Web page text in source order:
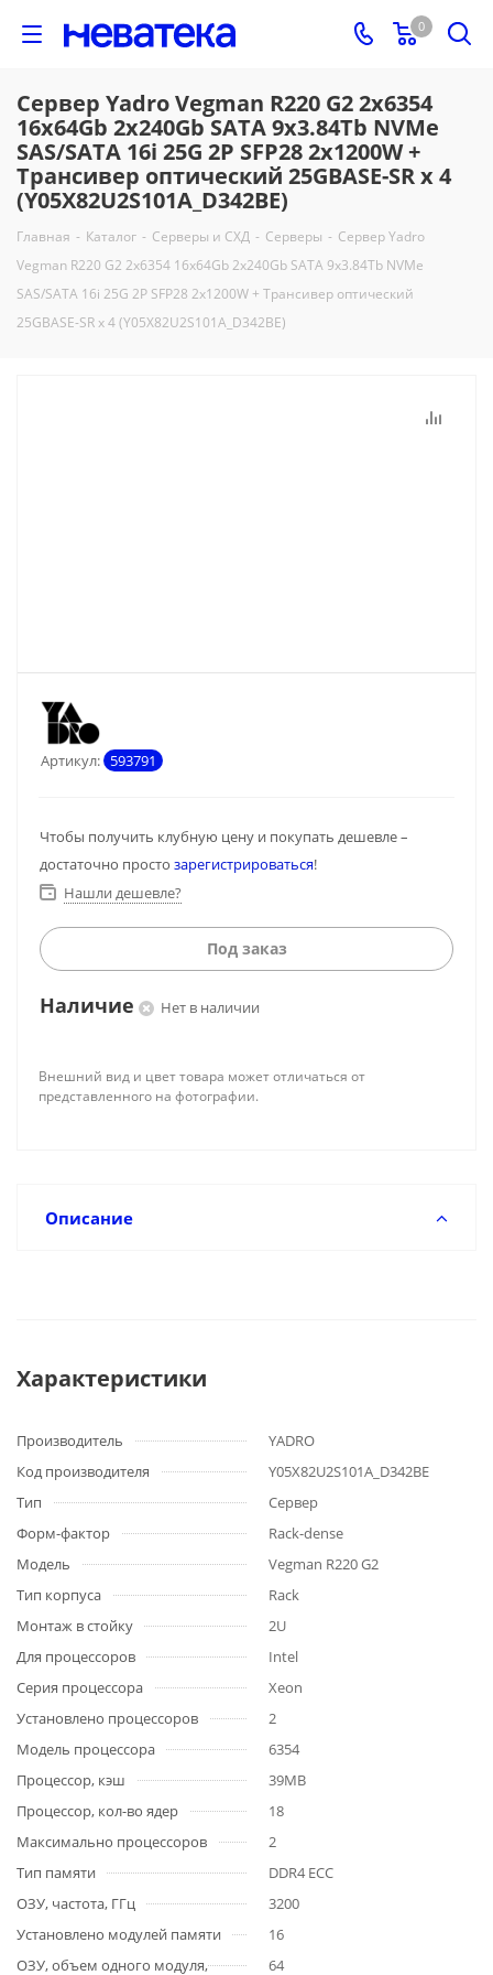
0
Сервер Yadro Vegman R220 G2 2x6354
16x64Gb 2x240Gb SATA 9x3.84Tb NVMe
SAS/SATA 16i 25G 2P SFP28 2x1200W +
Трансивер оптический 25GBASE-SR x 4
(Y05X82U2S101A_D342BE)
Главная - Каталог - Серверы и СХД - Серверы - Сервер Yadro
Vegman R220 G2 2x6354 16x64Gb 2x240Gb SATA 9x3.84Tb NVMe
SAS/SATA 16i 25G 2P SFP28 2x1200W + Трансивер оптический
25GBASE-SR x 4 (Y05X82U2S101A_D342BE)
Артикул: 593791
Чтобы получить клубную цену и покупать дешевле –
достаточно просто зарегистрироваться!
Нашли дешевле?
Под заказ
Наличие Нет в наличии
Внешний вид и цвет товара может отличаться от
представленного на фотографии.
Описание
Характеристики
Производитель
YADRO
Код производителя
Y05X82U2S101A_D342BE
Тип
Сервер
Форм-фактор
Rack-dense
Модель
Vegman R220 G2
Тип корпуса
Rack
Монтаж в стойку
2U
Для процессоров
Intel
Серия процессора
Xeon
Установлено процессоров
2
Модель процессора
6354
Процессор, кэш
39MB
Процессор, кол-во ядер
18
Максимально процессоров
2
Тип памяти
DDR4 ECC
ОЗУ, частота, ГГц
3200
Установлено модулей памяти
16
ОЗУ, объем одного модуля,
64